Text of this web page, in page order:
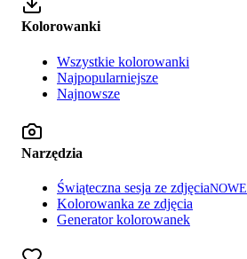
Kolorowanki
Wszystkie kolorowanki
Najpopularniejsze
Najnowsze
Narzędzia
Świąteczna sesja ze zdjęciaNOWE
Kolorowanka ze zdjęcia
Generator kolorowanek